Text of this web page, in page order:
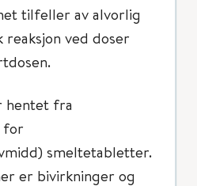
tilfeller av alvorlig
reaksjon ved doser
hentet fra
for
smeltetabletter.
er bivirkninger og